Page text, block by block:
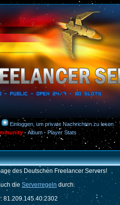
Einloggen, um private Nachrichten zu lesen
- Album- Player Stats
des Deutschen Freelancer Servers!
die Serverregeln durch.
81.209.145.40:2302